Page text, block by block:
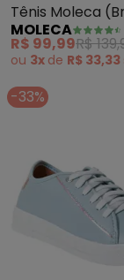
Tênis Moleca
em Sintético
MOLECA
R$ 99,99R$
ou 3x de R$ 33,33
-33%